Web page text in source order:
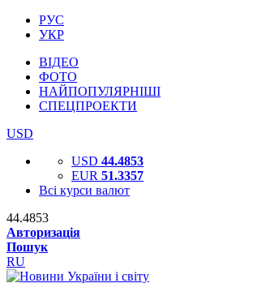
РУС
УКР
ВІДЕО
ФОТО
НАЙПОПУЛЯРНІШІ
СПЕЦПРОЕКТИ
USD
USD 44.4853
EUR 51.3357
Всі курси валют
44.4853
Авторизація
Пошук
RU